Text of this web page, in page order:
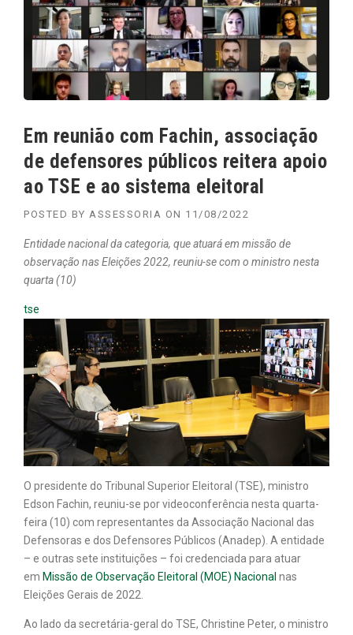
Em reunião com Fachin, associação
de defensores públicos reitera apoio
ao TSE e ao sistema eleitoral
POSTED BY ASSESSORIA ON 11/08/2022
Entidade nacional da categoria, que atuará em missão de
observação nas Eleições 2022, reuniu-se com o ministro nesta
quarta (10)
tse
O presidente do Tribunal Superior Eleitoral (TSE), ministro
Edson Fachin, reuniu-se por videoconferência nesta quarta-
feira (10) com representantes da Associação Nacional das
Defensoras e dos Defensores Públicos (Anadep). A entidade
– e outras sete instituições – foi credenciada para atuar
em Missão de Observação Eleitoral (MOE) Nacional nas
Eleições Gerais de 2022.
Ao lado da secretária-geral do TSE, Christine Peter, o ministro